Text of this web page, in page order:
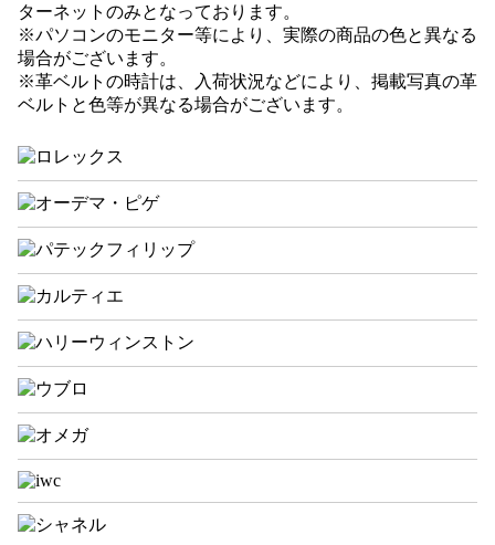
ターネットのみとなっております。
※パソコンのモニター等により、実際の商品の色と異なる
場合がございます。
※革ベルトの時計は、入荷状況などにより、掲載写真の革
ベルトと色等が異なる場合がございます。